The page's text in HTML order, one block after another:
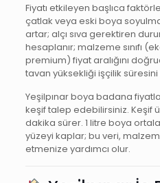
Fiyatı etkileyen başlıca
çatlak veya eski boya
artar; alçı sıva gerektiren
hesaplanır; malzeme sınıfı
premium) fiyat aralığını
tavan yüksekliği işçilik süresini
Yeşilpınar boya badana
keşif talep edebilirsiniz. Keşif
dakika sürer. 1 litre boya
yüzeyi kaplar; bu veri,
etmenize yardımcı olur.